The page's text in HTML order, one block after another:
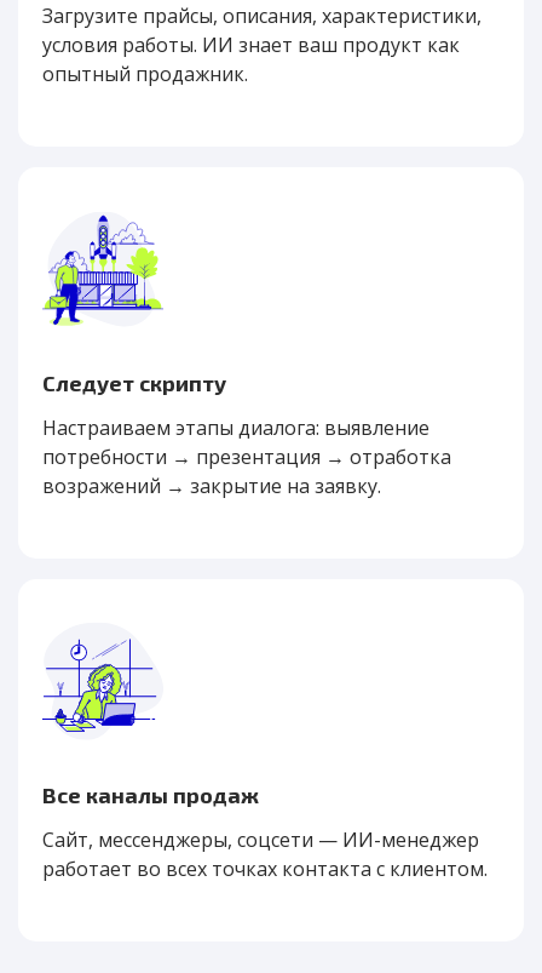
Загрузите прайсы, описания, характеристики,
условия работы. ИИ знает ваш продукт как
опытный продажник.
Следует скрипту
Настраиваем этапы диалога: выявление
потребности → презентация → отработка
возражений → закрытие на заявку.
Все каналы продаж
Сайт, мессенджеры, соцсети — ИИ-менеджер
работает во всех точках контакта с клиентом.